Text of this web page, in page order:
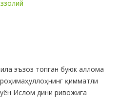
эъзоз топган буюк аллома
қимматли
Ислом дини ривожига